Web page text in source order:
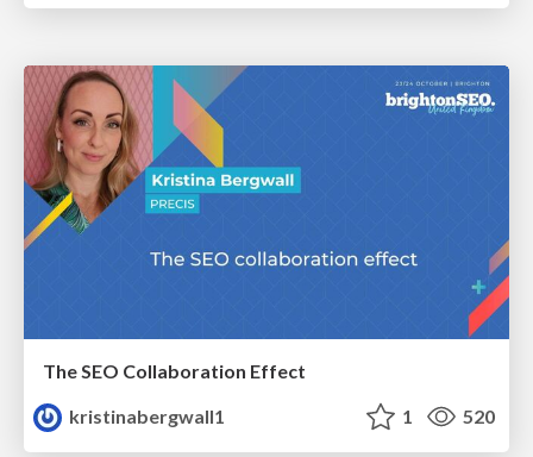
The SEO Collaboration Effect
kristinabergwall1
1 520